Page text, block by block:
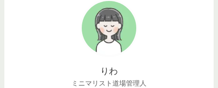
りわ
ミニマリスト道場管理人